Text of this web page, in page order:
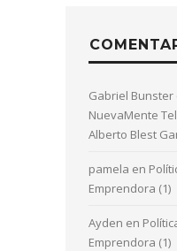
Gabriel Bunster
NuevaMente
Alberto Blest
pamela en
Emprendora (1)
Ayden en
Emprendora (1)